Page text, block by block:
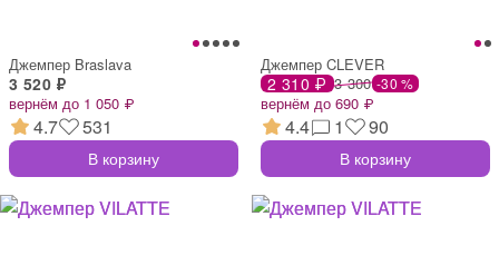
Джемпер Braslava
3 520 ₽
вернём до 1 050 ₽
4.7 531
В корзину
Джемпер CLEVER
2 310 ₽ 3 300 -30 %
вернём до 690 ₽
4.4 1 90
В корзину